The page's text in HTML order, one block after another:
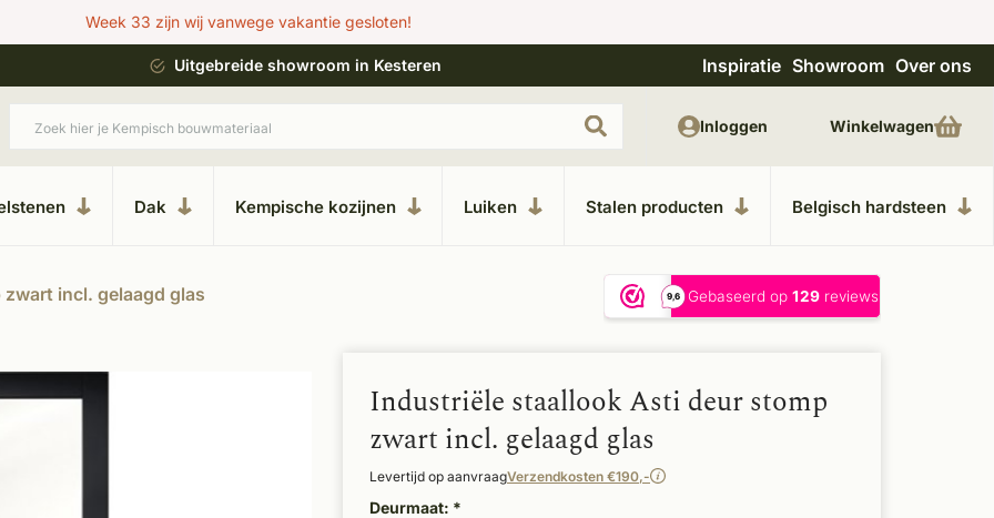
Week 33 zijn wij vanwege vakantie gesloten!
Uitgebreide showroom in Kesteren Unieke materialen in kempische bouwstijl
Inspiratie Showroom Over ons
Dak Kempische kozijnen Luiken Stalen producten Belgisch hardsteen
Inloggen Winkelwagen
incl. gelaagd glas
Industriële staallook Asti deur stomp
zwart incl. gelaagd glas
Levertijd op aanvraagVerzendkosten €190,-
Deurmaat: *